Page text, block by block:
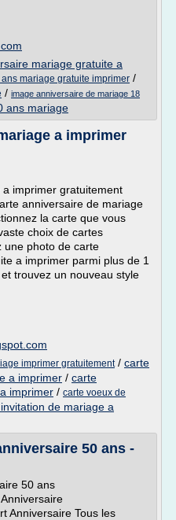
mariage gratuite a
mariage gratuite imprimer /
/ image anniversaire de mariage 18
ans mariage
a imprimer
imprimer gratuitement
anniversaire de mariage
la carte que vous
choix de cartes
photo de carte
a imprimer parmi plus de 1
trouvez un nouveau style
imprimer gratuitement/ carte
a imprimer / carte
imprimer / carte voeux de
de mariage a
50 ans -
50 ans
Anniversaire Tous les